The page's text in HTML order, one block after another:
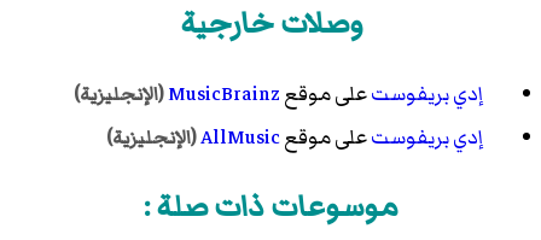
وصلات خارجية
إدي بريفوستعلى موقعMusicBrainz(الإنجليزية)
إدي بريفوستعلى موقعAllMusic(الإنجليزية)
موسوعات ذات صلة :